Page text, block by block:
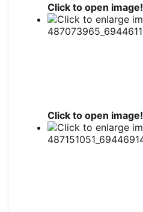
Click to open image!
Click to open image!